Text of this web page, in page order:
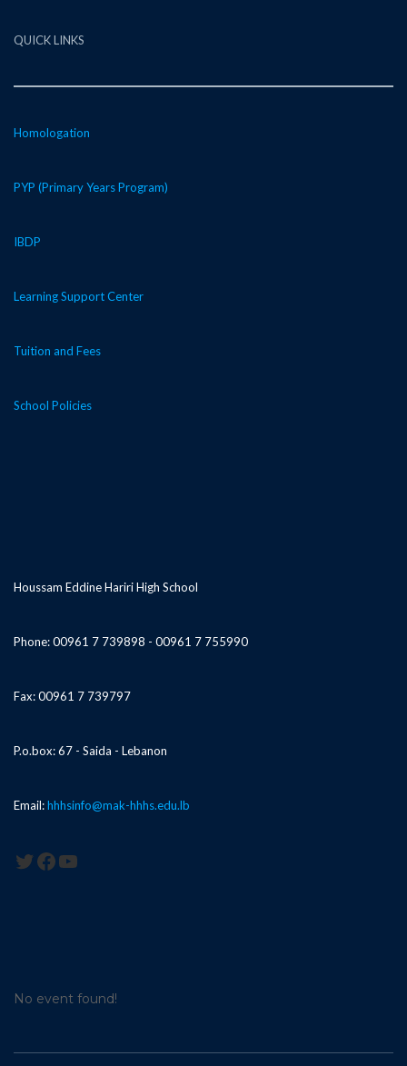
QUICK LINKS
Homologation
PYP (Primary Years Program)
IBDP
Learning Support Center
Tuition and Fees
School Policies
Houssam Eddine Hariri High School
Phone: 00961 7 739898 - 00961 7 755990
Fax: 00961 7 739797
P.o.box: 67 - Saida - Lebanon
Email:hhhsinfo@mak-hhhs.edu.lb
Twitter
Facebook
YouTube
No event found!